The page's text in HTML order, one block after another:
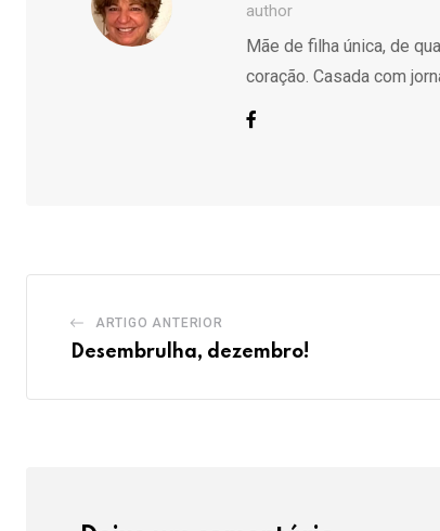
author
Mãe de filha única, de
coração. Casada com
ARTIGO ANTERIOR
Desembrulha, dezembro!